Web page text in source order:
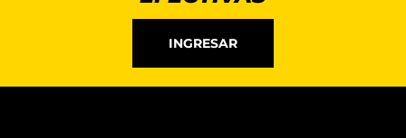
INGRESAR